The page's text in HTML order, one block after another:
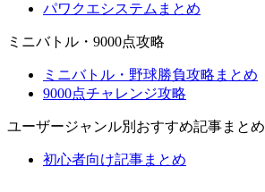
パワクエシステムまとめ
ミニバトル・9000点攻略
ミニバトル・野球勝負攻略まとめ
9000点チャレンジ攻略
ユーザージャンル別おすすめ記事まとめ
初心者向け記事まとめ